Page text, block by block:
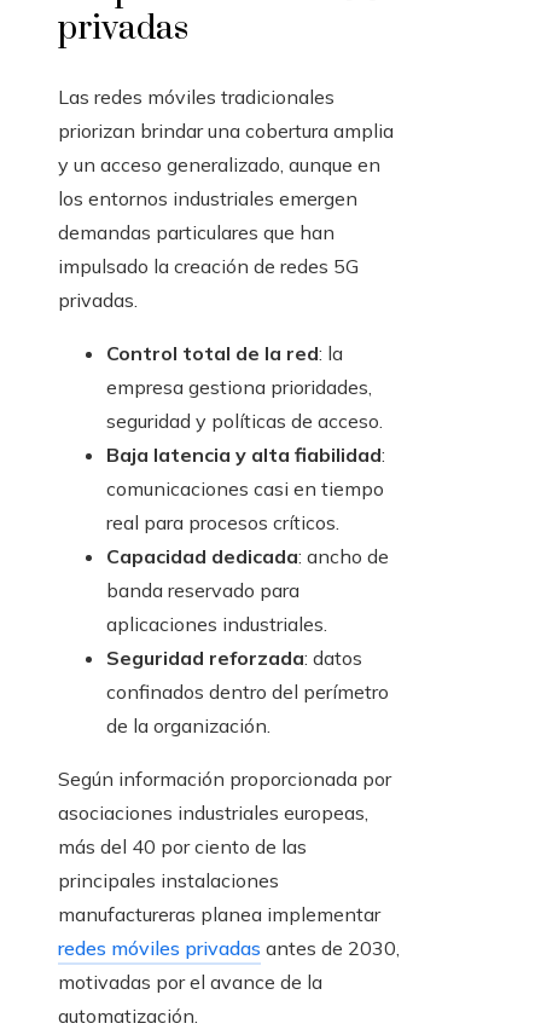
privadas
Las redes móviles tradicionales
priorizan brindar una cobertura amplia
y un acceso generalizado, aunque en
los entornos industriales emergen
demandas particulares que han
impulsado la creación de redes 5G
privadas.
Control total de la red: la
empresa gestiona prioridades,
seguridad y políticas de acceso.
Baja latencia y alta fiabilidad:
comunicaciones casi en tiempo
real para procesos críticos.
Capacidad dedicada: ancho de
banda reservado para
aplicaciones industriales.
Seguridad reforzada: datos
confinados dentro del perímetro
de la organización.
Según información proporcionada por
asociaciones industriales europeas,
más del 40 por ciento de las
principales instalaciones
manufactureras planea implementar
redes móviles privadas antes de 2030,
motivadas por el avance de la
automatización.